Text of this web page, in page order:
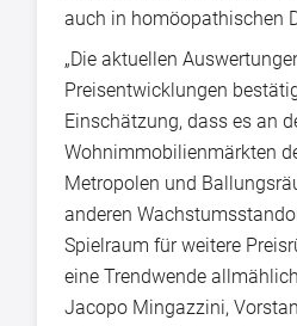
auch in homöopathischen
„Die aktuellen
Preisentwicklungen
Einschätzung, dass es an
Wohnimmobilienmärkten
Metropolen und
anderen
Spielraum für weitere
eine Trendwende
Jacopo Mingazzini,